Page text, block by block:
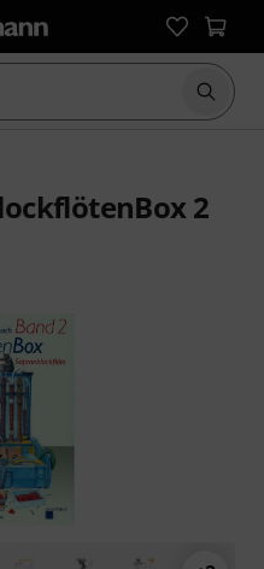
2
4 valutazioni dei clienti